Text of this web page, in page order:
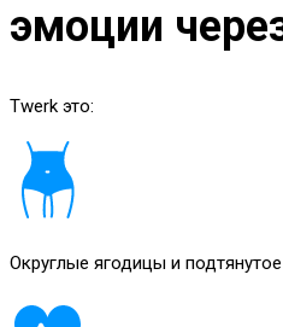
эмоции
Twerk это:
Округлые ягодицы и подтянутое